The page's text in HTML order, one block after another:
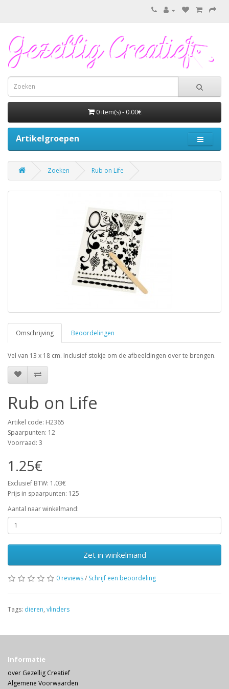
0 item(s) - 0.00€
Artikelgroepen
Zoeken Rub on Life
Omschrijving Beoordelingen
Vel van 13 x 18 cm. Inclusief stokje om de afbeeldingen over te brengen.
Rub on Life
Artikel code: H2365
Spaarpunten: 12
Voorraad: 3
1.25€
Exclusief BTW: 1.03€
Prijs in spaarpunten: 125
Aantal naar winkelmand:
Zet in winkelmand
0 reviews/ Schrijf een beoordeling
Tags: dieren, vlinders
Informatie
over Gezellig Creatief
Algemene Voorwaarden